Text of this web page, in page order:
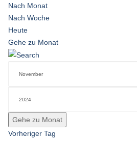
Nach Monat
Nach Woche
Heute
Gehe zu Monat
Gehe zu Monat
Vorheriger Tag